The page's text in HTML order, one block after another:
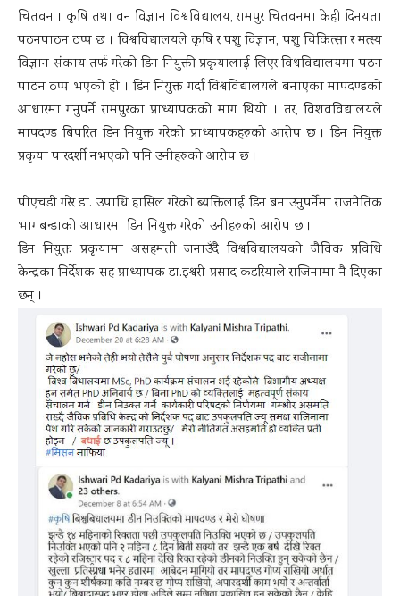
चितवन । कृषि तथा वन विज्ञान विश्वविद्यालय, रामपुर चितवनमा केही दिनयता
पठनपाठन ठप्प छ । विश्वविद्यालयले कृषि र पशु विज्ञान, पशु चिकित्सा र मत्स्य
विज्ञान संकाय तर्फ गरेको डिन नियुक्ती प्रकृयालाई लिएर विश्वविद्यालयमा पठन
पाठन ठप्प भएको हो । डिन नियुक्त गर्दा विश्वविद्यालयले बनाएका मापदण्डको
आधारमा गनुपर्ने रामपुरका प्राध्यापकको माग थियो । तर, विशवविद्यालयले
मापदण्ड बिपरित डिन नियुक्त गरेको प्राध्यापकहरुको आरोप छ । डिन नियुक्त
प्रकृया पारदर्शी नभएको पनि उनीहरुको आरोप छ ।
पीएचडी गरेर डा. उपाधि हासिल गरेको ब्यक्तिलाई डिन बनाउनुपर्नेमा राजनैतिक
भागबन्डाको आधारमा डिन नियुक्त गरेको उनीहरुको आरोप छ ।
डिन नियुक्त प्रकृयामा असहमती जनाउँदै विश्वविद्यालयको जैविक प्रविधि
केन्द्रका निर्देशक सह प्राध्यापक डा.इश्वरी प्रसाद कडरियाले राजिनामा नै दिएका
छन् ।